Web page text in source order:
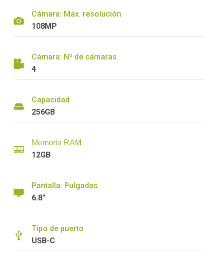
Cámara: Max. resolución
108MP
Cámara: Nº de cámaras
4
Capacidad
256GB
Memoria RAM
12GB
Pantalla: Pulgadas
6.8"
Tipo de puerto
USB-C